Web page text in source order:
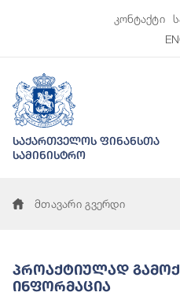
კონტაქტი
საქართველოს ფინანსთა
სამინისტრო
მთავარი გვერდი
Პროაქტიულად
Ინფორმაცია